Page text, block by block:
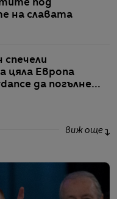
под
на славата
спечели
цяла Европа
да погълне
виж още